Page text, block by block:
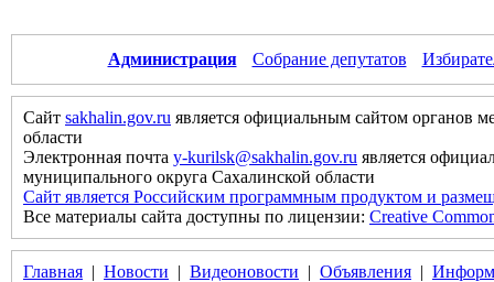
Администрация Собрание депутатов
Сайт sakhalin.gov.ru является официальным сайтом органов
области
Электронная почта y-kurilsk@sakhalin.gov.ru является
муниципального округа Сахалинской области
Сайт является Российским программным продуктом и
Все материалы сайта доступны по лицензии: Creative
Главная | Новости | Видеоновости | Объявления |